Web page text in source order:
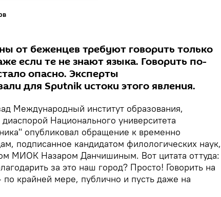
от беженцев требуют говорить только
если те не знают языка. Говорить по-
опасно. Эксперты
для Sputnik истоки этого явления.
Международный институт образования,
Национального университета
опубликовал обращение к временно
подписанное кандидатом филологических наук,
МИОК Назаром Данчишиным. Вот цитата оттуда:
за это наш город? Просто! Говорить на
крайней мере, публично и пусть даже на